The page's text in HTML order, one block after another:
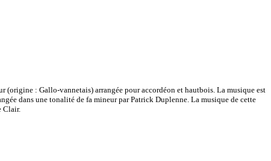
(origine : Gallo-vannetais) arrangée pour accordéon et hautbois. La musique est
dans une tonalité de fa mineur par Patrick Duplenne. La musique de cette
Clair.